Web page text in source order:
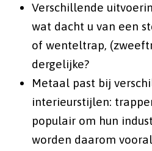
Verschillende
wat dacht u van een
of wenteltrap,
dergelijke?
Metaal past bij
interieurstijlen:
populair om hun
worden daarom